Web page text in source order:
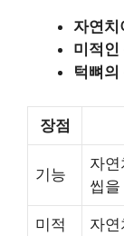
자연치
미적인
턱뼈
장점
기능
자
씹
미적
자